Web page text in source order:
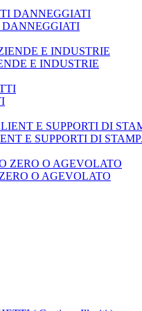
DANNEGGIATI
E INDUSTRIE
E SUPPORTI DI
O AGEVOLATO